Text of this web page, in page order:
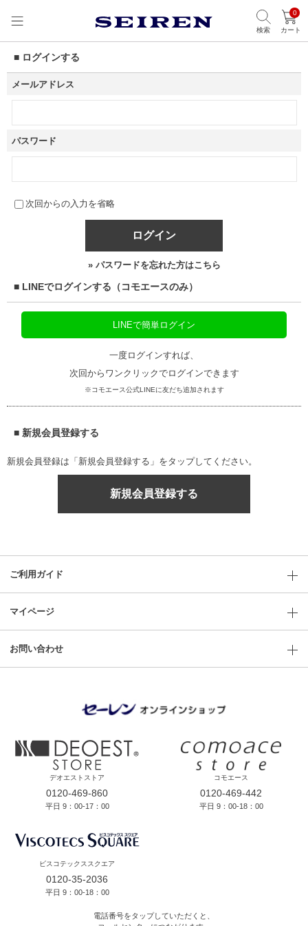
検索
0
カート
■ ログインする
メールアドレス
パスワード
次回からの入力を省略
ログイン
» パスワードを忘れた方はこちら
■ LINEでログインする（コモエースのみ）
LINEで簡単ログイン
一度ログインすれば、
次回からワンクリックでログインできます
※コモエース公式LINEに友だち追加されます
■ 新規会員登録する
新規会員登録は「新規会員登録する」をタップしてください。
新規会員登録する
ご利用ガイド
マイページ
お問い合わせ
デオエストストア
0120-469-860
平日 9：00-17：00
コモエース
0120-469-442
平日 9：00-18：00
ビスコテックススクエア
0120-35-2036
平日 9：00-18：00
電話番号をタップしていただくと、